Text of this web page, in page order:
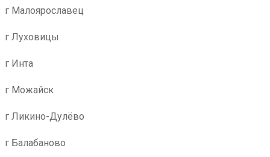
г Малоярославец
г Луховицы
г Инта
г Можайск
г Ликино-Дулёво
г Балабаново